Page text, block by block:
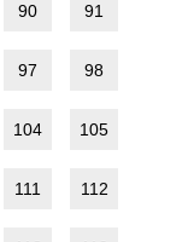
90 91
97 98
104 105
111 112